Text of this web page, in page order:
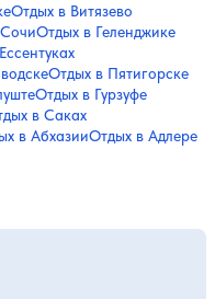
Отдых в Витязево
Отдых в Геленджике
Отдых в Пятигорске
Отдых в Гурзуфе
в Саках
в АбхазииОтдых в Адлере